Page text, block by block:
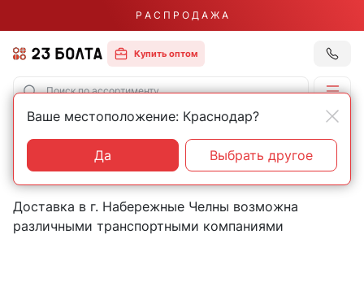
Р А С П Р О Д А Ж А
Купить оптом
Главная Контакты Набережные Челны
Пункты выдачи товаров в
городе Набережные Челны
Доставка в г. Набережные Челны возможна
различными транспортными компаниями
Ваше местоположение: Краснодар?
Да Выбрать другое